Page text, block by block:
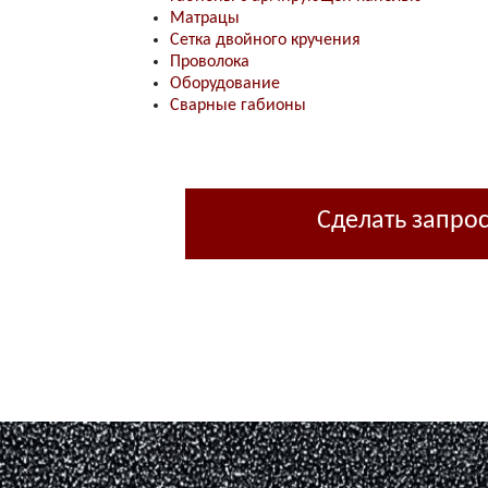
Матрацы
Сетка двойного кручения
Проволока
Оборудование
Сварные габионы
Сделать запрос